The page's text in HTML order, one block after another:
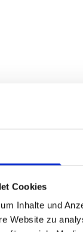
Cookies
Inhalte und
Website zu
Zoppke